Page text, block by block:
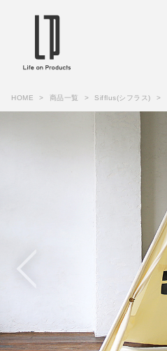
HOME 商品一覧 Sifflus(シフラス)